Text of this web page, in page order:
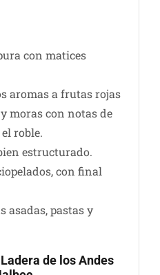
con matices
aromas a frutas rojas
moras con notas de
roble.
estructurado.
con final
asadas, pastas y
de los Andes